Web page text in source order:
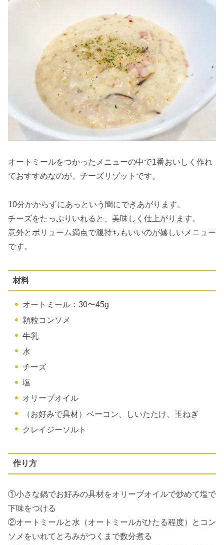
オートミールをつかったメニューの中で1番おいしく作れ
ておすすめなのが、チーズリゾットです。
10分かからずにあっという間にできあがります。
チーズをたっぷりいれると、美味しく仕上がります。
意外とボリューム満点で腹持ちもいいのが嬉しいメニュー
です。
材料
オートミール：30〜45g
顆粒コンソメ
牛乳
水
チーズ
塩
オリーブオイル
（お好みで具材）ベーコン、しいたたけ、玉ねぎ
クレイジーソルト
作り方
①小さな鍋でお好みの具材をオリーブオイルで炒めて塩で
下味をつける
②オートミールと水（オートミールがひたる程度）とコン
ソメをいれてとろみがつくまで数分煮る